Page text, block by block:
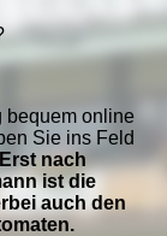
bequem online
Sie ins Feld
Erst nach
ist die
auch den